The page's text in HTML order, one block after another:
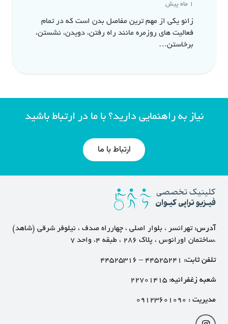
1 ماه پیش
زانو یکی از مهم ترین مفاصل بدن است که در تمام
فعالیت های روزمره مانند راه رفتن، دویدن، نشستن،
برخاستن…
نیاز به راهنمایی دارید؟ با ما در ارتباط باشید
ارتباط با ما
آدرس:تهرانسر ، بلوار اصلی ، چهارراه صدف ، نیلوفر شرقی (شاهد)
،ساختمان اورانوس ، پلاک ۲۸۶ ، طبقه ۴، واحد ۷
تلفن ثابت: ۴۴۵۲۵۲۴۱ – ۴۴۵۲۵۳۱۶
شعبه زغفرانیه: ۲۲۷۰۱۴۱۵
مدیریت : ۰۹۱۲۳۶۰۱۰۹۰